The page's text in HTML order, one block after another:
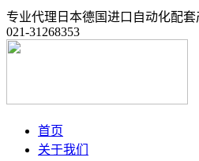
专业代理日本德国进口自动化配套
021-31268353
首页
关于我们